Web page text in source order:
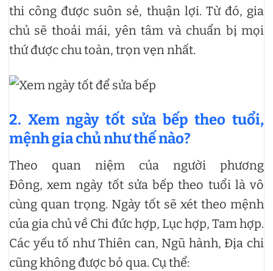
thi công được suôn sẻ, thuận lợi. Từ đó, gia
chủ sẽ thoải mái, yên tâm và chuẩn bị mọi
thứ được chu toàn, trọn vẹn nhất.
2. Xem ngày tốt sửa bếp theo tuổi,
mệnh gia chủ như thế nào?
Theo quan niệm của người phương
Đông, xem ngày tốt sửa bếp theo tuổi là vô
cùng quan trọng. Ngày tốt sẽ xét theo mệnh
của gia chủ về Chi đức hợp, Lục hợp, Tam hợp.
Các yếu tố như Thiên can, Ngũ hành, Địa chi
cũng không được bỏ qua. Cụ thể: